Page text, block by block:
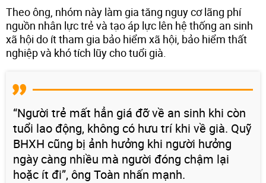
Theo ông, nhóm này làm gia tăng nguy cơ lãng phí
nguồn nhân lực trẻ và tạo áp lực lên hệ thống an sinh
xã hội do ít tham gia bảo hiểm xã hội, bảo hiểm thất
nghiệp và khó tích lũy cho tuổi già.
“Người trẻ mất hẳn giá đỡ về an sinh khi còn
tuổi lao động, không có hưu trí khi về già. Quỹ
BHXH cũng bị ảnh hưởng khi người hưởng
ngày càng nhiều mà người đóng chậm lại
hoặc ít đi”, ông Toàn nhấn mạnh.